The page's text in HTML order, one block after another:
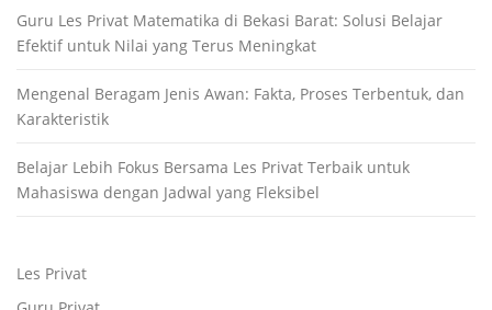
Guru Les Privat Matematika di Bekasi Barat: Solusi Belajar
Efektif untuk Nilai yang Terus Meningkat
Mengenal Beragam Jenis Awan: Fakta, Proses Terbentuk, dan
Karakteristik
Belajar Lebih Fokus Bersama Les Privat Terbaik untuk
Mahasiswa dengan Jadwal yang Fleksibel
Les Privat